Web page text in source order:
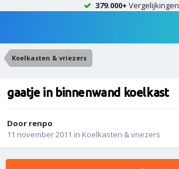
379.000+ Vergelijkingen
Koelkasten & vriezers
gaatje in binnenwand koelkast
Door renpo
11 november 2011 in Koelkasten & vriezers